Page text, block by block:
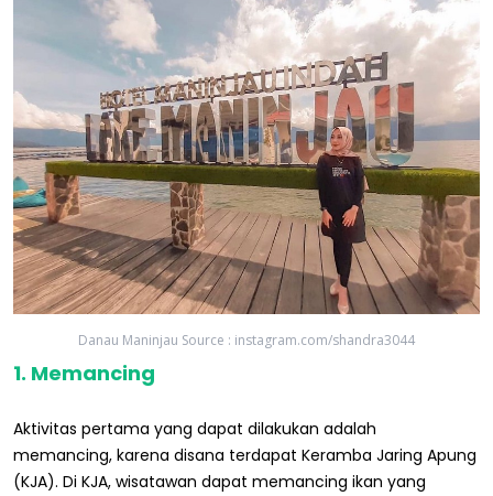
Danau Maninjau Source : instagram.com/shandra3044
1. Memancing
Aktivitas pertama yang dapat dilakukan adalah
memancing, karena disana terdapat Keramba Jaring Apung
(KJA). Di KJA, wisatawan dapat memancing ikan yang